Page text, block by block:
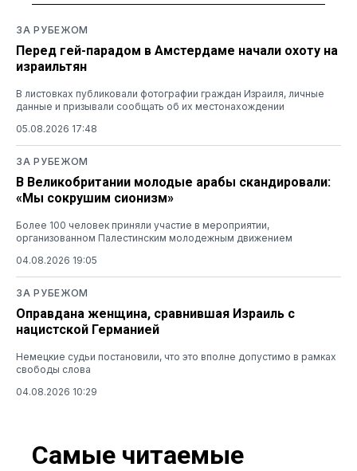
ЗА РУБЕЖОМ
Перед гей-парадом в Амстердаме начали охоту на
израильтян
В листовках публиковали фотографии граждан Израиля, личные
данные и призывали сообщать об их местонахождении
05.08.2026 17:48
ЗА РУБЕЖОМ
В Великобритании молодые арабы скандировали:
«Мы сокрушим сионизм»
Более 100 человек приняли участие в мероприятии,
организованном Палестинским молодежным движением
04.08.2026 19:05
ЗА РУБЕЖОМ
Оправдана женщина, сравнившая Израиль с
нацистской Германией
Немецкие судьи постановили, что это вполне допустимо в рамках
свободы слова
04.08.2026 10:29
Самые читаемые